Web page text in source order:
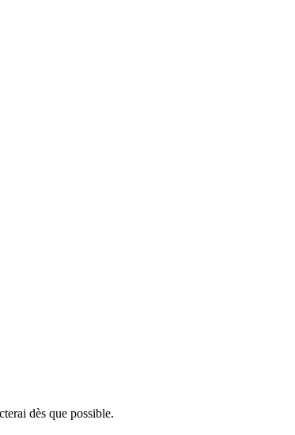
dès que possible.